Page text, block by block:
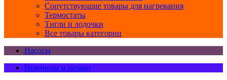
Сопутствующие товары для нагревания
Термостаты
Тигли и лодочки
Все товары категории
Насосы
Ножницы и резаки